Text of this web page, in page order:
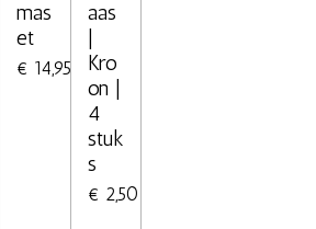
mas
et
€ 14,95
aas
|
Kro
on |
4
stuk
s
€ 2,50